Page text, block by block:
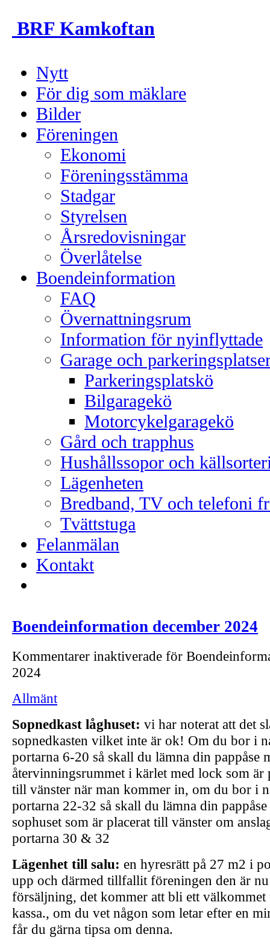
BRF Kamkoftan
Nytt
För dig som mäklare
Bilder
Föreningen
Ekonomi
Föreningsstämma
Stadgar
Styrelsen
Årsredovisningar
Överlåtelse
Boendeinformation
FAQ
Övernattningsrum
Information för nyinflyttade
Garage och
Parkeringsplatskö
Bilgaragekö
Motorcykelgaragekö
Gård och trapphus
Hushållssopor och
Lägenheten
Bredband, TV och telefoni
Tvättstuga
Felanmälan
Kontakt
Boendeinformation december 2024
Kommentarer inaktiverade för
2024
Allmänt
Sopnedkast låghuset: vi har noterat att det
sopnedkasten vilket inte är ok! Om du bor i
portarna 6-20 så skall du lämna din pappåse
återvinningsrummet i kärlet med lock som är
till vänster när man kommer in, om du bor i
portarna 22-32 så skall du lämna din
sophuset som är placerat till vänster om
portarna 30 & 32
Lägenhet till salu: en hyresrätt på 27 m2 i
upp och därmed tillfallit föreningen den är
försäljning, det kommer att bli ett
kassa., om du vet någon som letar efter en
får du gärna tipsa om denna.